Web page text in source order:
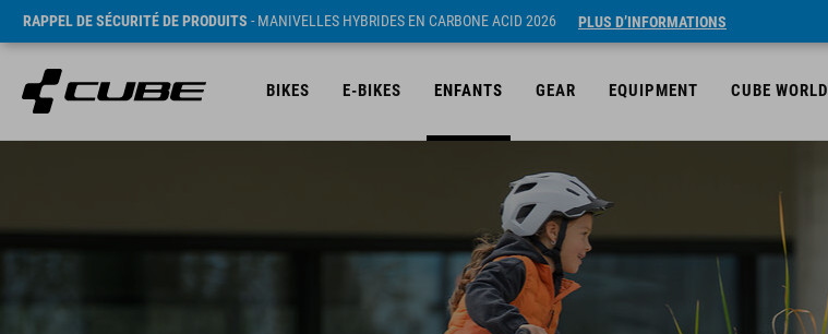
RAPPEL DE SÉCURITÉ DE PRODUITS - MANIVELLES HYBRIDES EN CARBONE ACID 2026 PLUS D’INFORMATIONS
BIKES E-BIKES ENFANTS GEAR EQUIPMENT CUBE WORLD